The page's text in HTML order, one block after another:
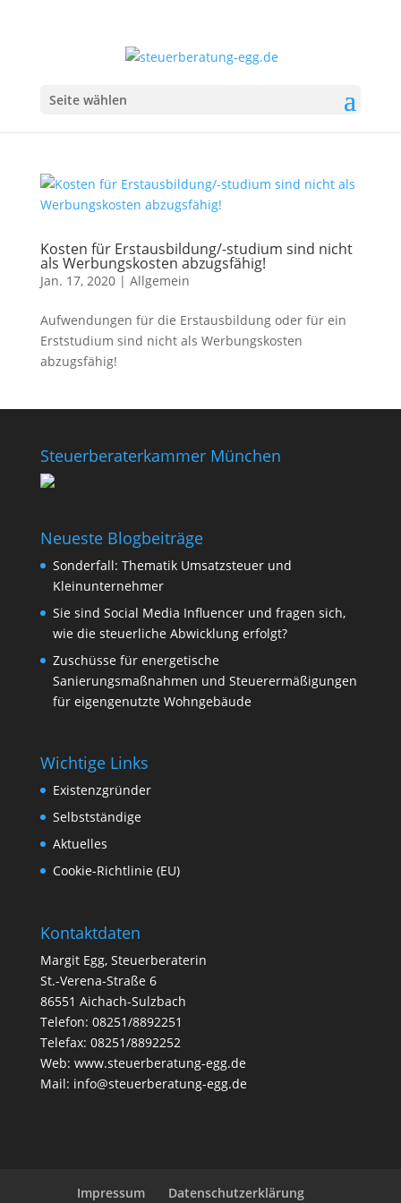
Seite wählen
Kosten für Erstausbildung/-studium sind nicht
als Werbungskosten abzugsfähig!
Jan. 17, 2020| Allgemein
Aufwendungen für die Erstausbildung oder für ein
Erststudium sind nicht als Werbungskosten
abzugsfähig!
Steuerberaterkammer München
Neueste Blogbeiträge
Sonderfall: Thematik Umsatzsteuer und
Kleinunternehmer
Sie sind Social Media Influencer und fragen sich,
wie die steuerliche Abwicklung erfolgt?
Zuschüsse für energetische
Sanierungsmaßnahmen und Steuerermäßigungen
für eigengenutzte Wohngebäude
Wichtige Links
Existenzgründer
Selbstständige
Aktuelles
Cookie-Richtlinie (EU)
Kontaktdaten
Margit Egg, Steuerberaterin
St.-Verena-Straße 6
86551 Aichach-Sulzbach
Telefon: 08251/8892251
Telefax: 08251/8892252
Web: www.steuerberatung-egg.de
Mail: info@steuerberatung-egg.de
Impressum Datenschutzerklärung